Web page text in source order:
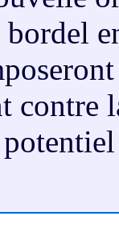
contre